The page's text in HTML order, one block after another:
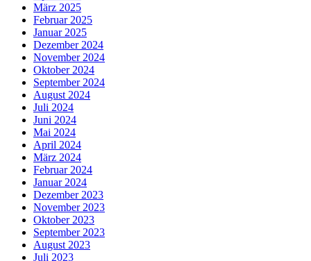
März 2025
Februar 2025
Januar 2025
Dezember 2024
November 2024
Oktober 2024
September 2024
August 2024
Juli 2024
Juni 2024
Mai 2024
April 2024
März 2024
Februar 2024
Januar 2024
Dezember 2023
November 2023
Oktober 2023
September 2023
August 2023
Juli 2023